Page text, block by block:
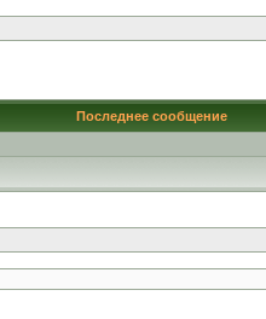
Последнее сообщение